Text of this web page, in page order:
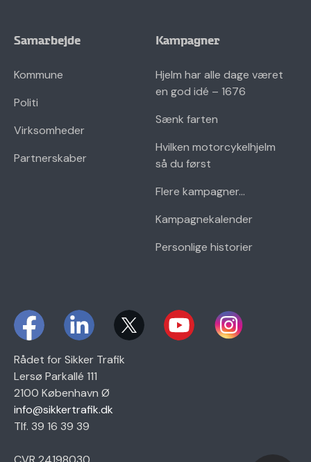
Samarbejde
Kommune
Politi
Virksomheder
Partnerskaber
Kampagner
Hjelm har alle dage været
en god idé – 1676
Sænk farten
Hvilken motorcykelhjelm
så du først
Flere kampagner...
Kampagnekalender
Personlige historier
Rådet for Sikker Trafik
Lersø Parkallé 111
2100 København Ø
info@sikkertrafik.dk
Tlf. 39 16 39 39